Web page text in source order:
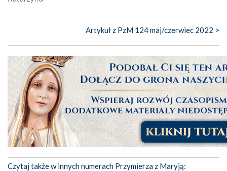
Artykuł z PzM 124 maj/czerwiec 2022 >
Czytaj także w innych numerach Przymierza z Maryją: